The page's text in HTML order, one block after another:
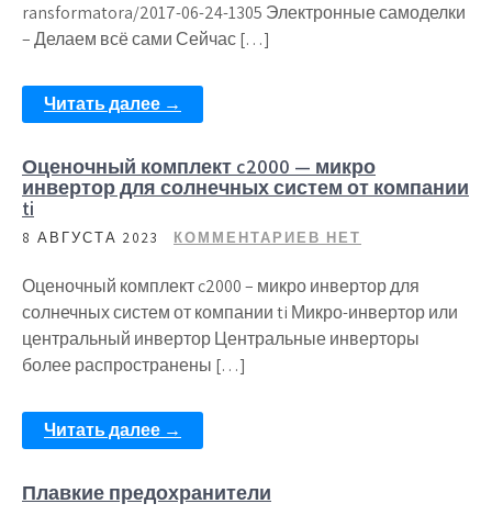
ransformatora/2017-06-24-1305 Электронные самоделки
– Делаем всё сами Сейчас […]
Читать далее →
Оценочный комплект c2000 — микро
инвертор для солнечных систем от компании
ti
8 АВГУСТА 2023 КОММЕНТАРИЕВ НЕТ
Оценочный комплект c2000 – микро инвертор для
солнечных систем от компании ti Микро-инвертор или
центральный инвертор Центральные инверторы
более распространены […]
Читать далее →
Плавкие предохранители